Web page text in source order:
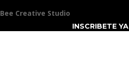
INSCRIBETE YA
Bee Creative Studio